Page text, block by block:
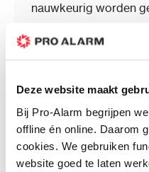
Deze website maakt
Bij Pro-Alarm begrijpen
offline én online. Daarom
cookies. We gebruiken
website goed te laten
nauwkeurig worden
Dankzij de hoge
HDMI-uitgang (tot
ideaal voor
meldkamers.